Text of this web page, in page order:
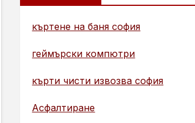
къртене на баня софия
геймърски компютри
кърти чисти извозва софия
Асфалтиране